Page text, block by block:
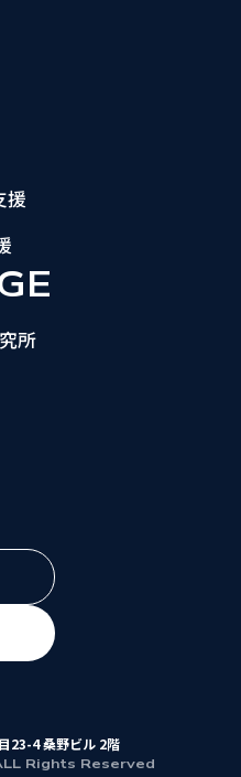
援
所
23-4 桑野ビル 2階
Rights Reserved